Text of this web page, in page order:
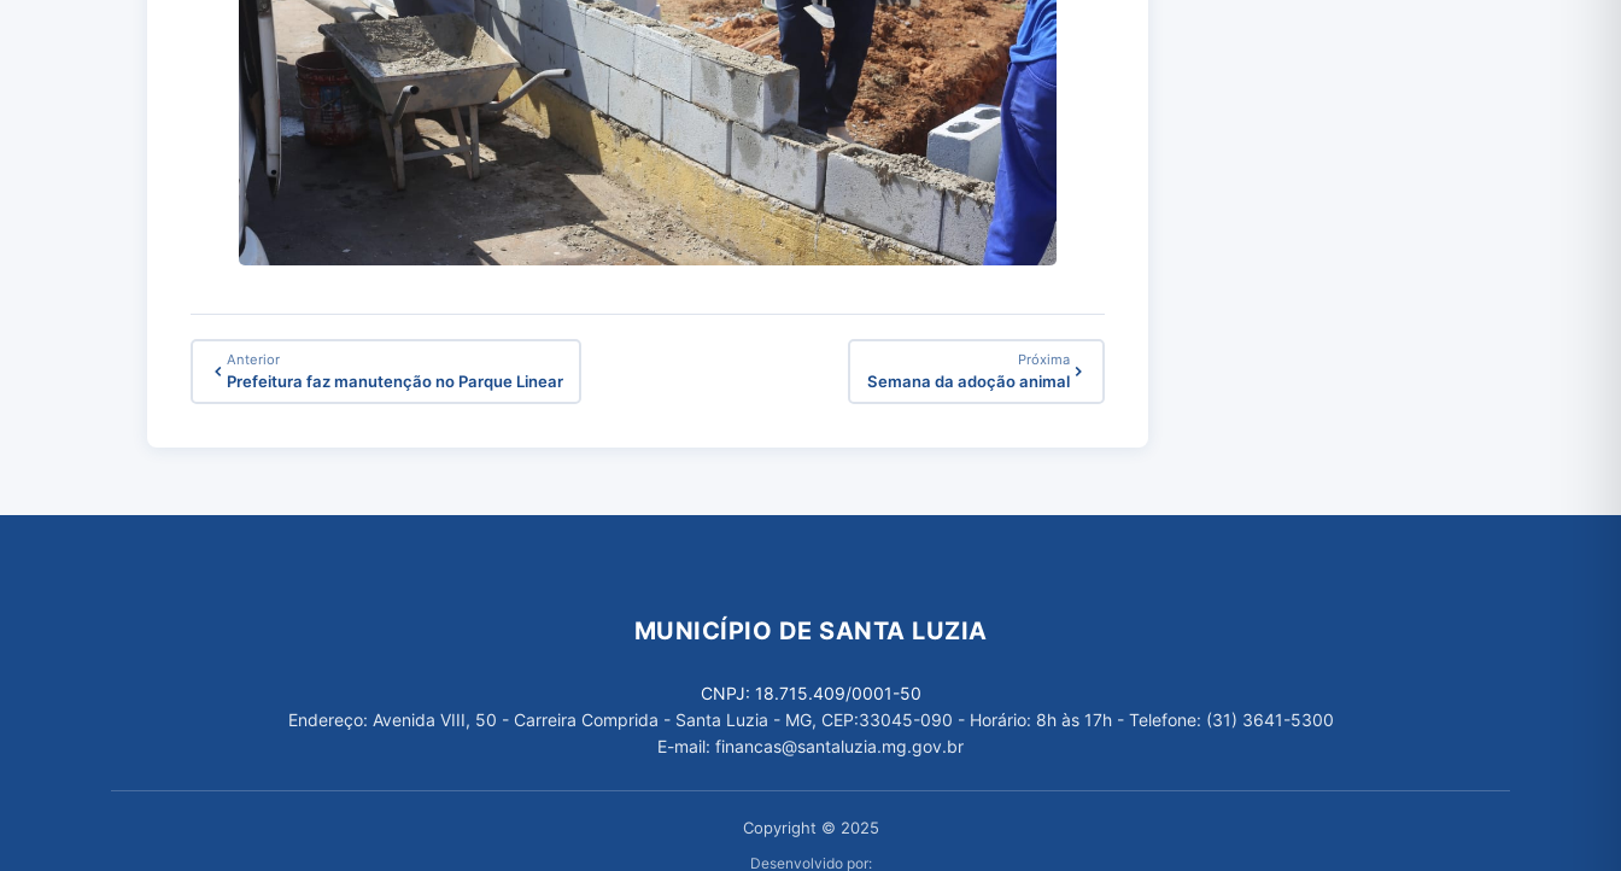
Anterior
Prefeitura faz manutenção no Parque Linear
Próxima
Semana da adoção animal
MUNICÍPIO DE SANTA LUZIA
CNPJ: 18.715.409/0001-50
Endereço: Avenida VIII, 50 - Carreira Comprida - Santa Luzia - MG, CEP:33045-090 - Horário: 8h às 17h - Telefone: (31) 3641-5300
E-mail: financas@santaluzia.mg.gov.br
Copyright © 2025
Desenvolvido por: